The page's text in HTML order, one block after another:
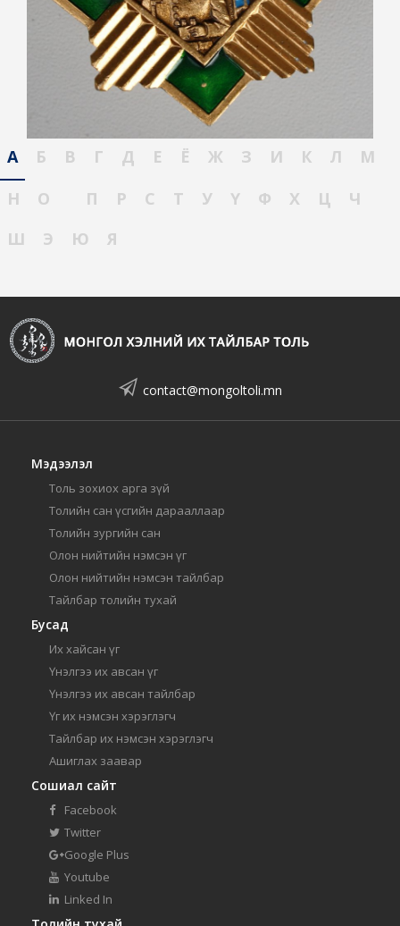
А Б В Г Д Е Ё Ж З И К Л
М
Н
О П Р С Т У Ү Ф Х Ц
Ч
Ш
Э Ю Я
contact@mongoltoli.mn
Мэдээлэл
Толь зохиох арга зүй
Толийн сан үсгийн дарааллаар
Толийн зургийн сан
Олон нийтийн нэмсэн үг
Олон нийтийн нэмсэн тайлбар
Тайлбар толийн тухай
Бусад
Их хайсан үг
Үнэлгээ их авсан үг
Үнэлгээ их авсан тайлбар
Үг их нэмсэн хэрэглэгч
Тайлбар их нэмсэн хэрэглэгч
Ашиглах заавар
Сошиал сайт
Facebook
Twitter
Google Plus
Youtube
Linked In